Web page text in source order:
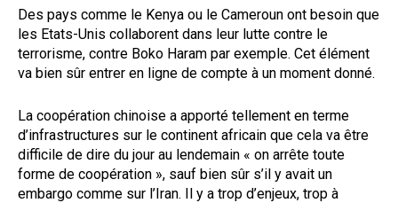
Des pays comme le Kenya ou le Cameroun ont besoin que
les Etats-Unis collaborent dans leur lutte contre le
terrorisme, contre Boko Haram par exemple. Cet élément
va bien sûr entrer en ligne de compte à un moment donné.
La coopération chinoise a apporté tellement en terme
d’infrastructures sur le continent africain que cela va être
difficile de dire du jour au lendemain « on arrête toute
forme de coopération », sauf bien sûr s’il y avait un
embargo comme sur l’Iran. Il y a trop d’enjeux, trop à